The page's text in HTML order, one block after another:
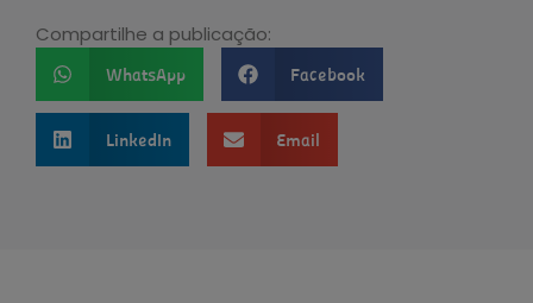
Compartilhe a publicação:
WhatsApp Facebook
LinkedIn Email